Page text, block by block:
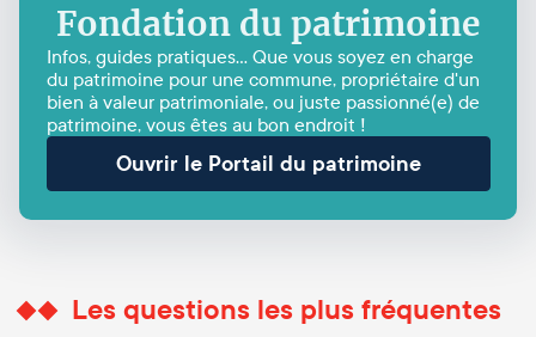
Fondation du patrimoine
Infos, guides pratiques... Que vous soyez en charge
du patrimoine pour une commune, propriétaire d'un
bien à valeur patrimoniale, ou juste passionné(e) de
patrimoine, vous êtes au bon endroit !
Ouvrir le Portail du patrimoine
Les questions les plus fréquentes